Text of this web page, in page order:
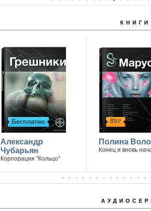
КНИГИ
Бесплатно
Александр
Чубарьян
Корпорация "Кольцо"
89р
Полина
Конец и вновь